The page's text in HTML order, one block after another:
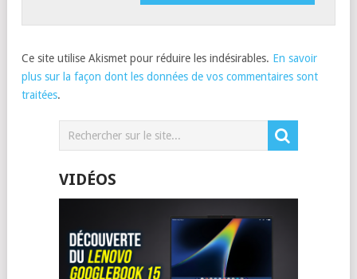
Ce site utilise Akismet pour réduire les indésirables. En savoir
plus sur la façon dont les données de vos commentaires sont
traitées.
VIDÉOS